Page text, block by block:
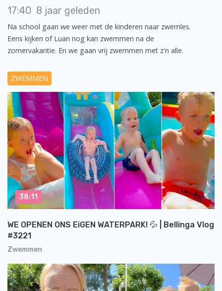
17:40 8 jaar geleden
Na school gaan we weer met de kinderen naar zwemles.
Eens kijken of Luan nog kan zwemmen na de
zomervakantie. En we gaan vrij zwemmen met z'n alle.
ZWEMMEN
Zwemmen
WE OPENEN ONS EiGEN WATERPARK! 💦 | Bellinga Vlog
#3221
38:11